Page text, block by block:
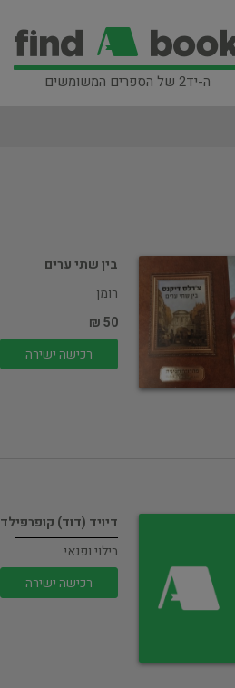
ה-יד2 של הספרים המשומשים
בין שתי ערים
רומן
50 ₪
רכישה ישירה
דיויד (דוד) קופרפילד
בילוי ופנאי
רכישה ישירה